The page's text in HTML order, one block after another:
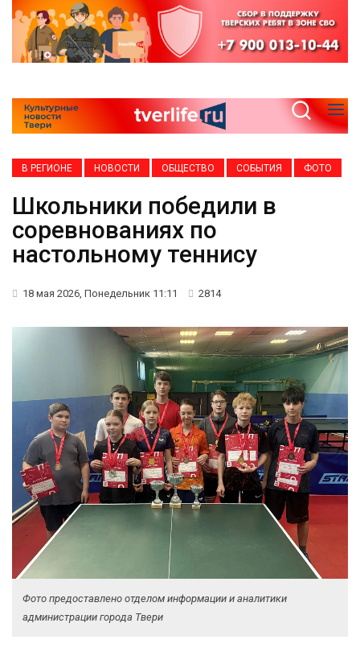
В РЕГИОНЕ НОВОСТИ ОБЩЕСТВО СОБЫТИЯ ФОТО
Школьники победили в
соревнованиях по
настольному теннису
18 мая 2026, Понедельник 11:11 2814
Фото предоставлено отделом информации и аналитики
администрации города Твери